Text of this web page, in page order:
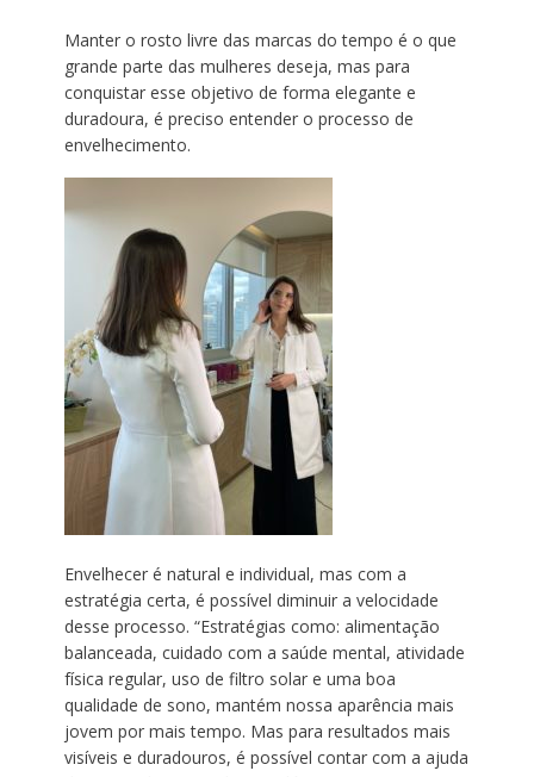
Manter o rosto livre das marcas do tempo é o que
grande parte das mulheres deseja, mas para
conquistar esse objetivo de forma elegante e
duradoura, é preciso entender o processo de
envelhecimento.
Envelhecer é natural e individual, mas com a
estratégia certa, é possível diminuir a velocidade
desse processo. “Estratégias como: alimentação
balanceada, cuidado com a saúde mental, atividade
física regular, uso de filtro solar e uma boa
qualidade de sono, mantém nossa aparência mais
jovem por mais tempo. Mas para resultados mais
visíveis e duradouros, é possível contar com a ajuda